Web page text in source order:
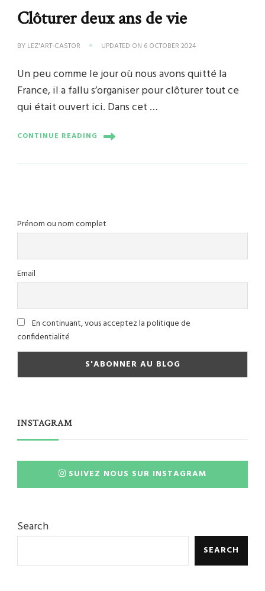
Clôturer deux ans de vie
BY LEZ'ART-CASTOR UPDATED ON 6 OCTOBER 2024
Un peu comme le jour où nous avons quitté la
France, il a fallu s’organiser pour clôturer tout ce
qui était ouvert ici. Dans cet …
CONTINUE READING
Prénom ou nom complet
Email
En continuant, vous acceptez la politique de
confidentialité
INSTAGRAM
SUIVEZ NOUS SUR INSTAGRAM
Search
SEARCH